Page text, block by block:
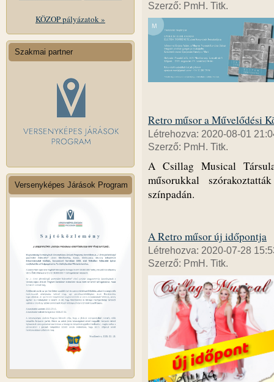
KÖZOP pályázatok »
Szakmai partner
Versenyképes Járások Program
Szerző: PmH. Titk.
Retro műsor a Művelődési
Létrehozva: 2020-08-01
Szerző: PmH. Titk.
A Csillag Musical
műsorukkal
színpadán.
A Retro műsor új időpontja
Létrehozva: 2020-07-28
Szerző: PmH. Titk.